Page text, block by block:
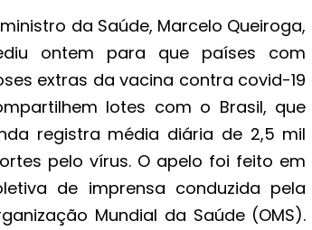
da Saúde, Marcelo Queiroga,
ontem para que países com
extras da vacina contra covid-19
lotes com o Brasil, que
registra média diária de 2,5 mil
pelo vírus. O apelo foi feito em
de imprensa conduzida pela
Mundial da Saúde (OMS).